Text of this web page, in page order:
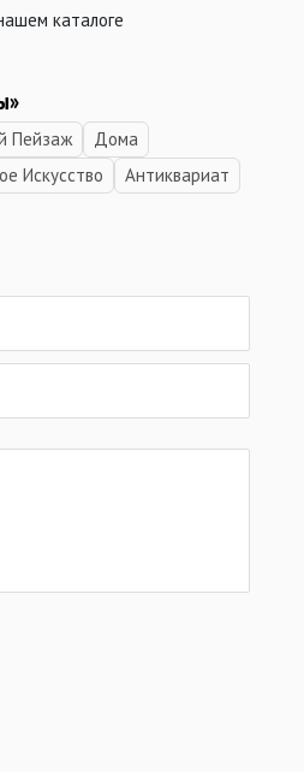
каталоге
Пейзаж
Дома
Искусство
Антиквариат